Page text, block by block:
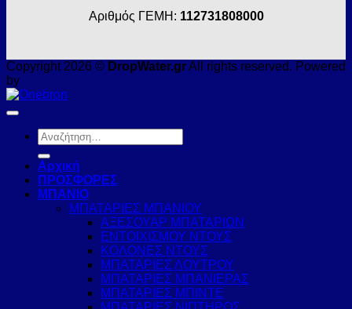
Αριθμός ΓΕΜΗ: 112731808000
Copyright 2026 © DropWater.grAll rights reserved. Powered
by
Αναζήτηση
για:
Αρχική
ΠΡΟΣΦΟΡΕΣ
ΜΠΑΝΙΟ
ΜΠΑΤΑΡΙΕΣ ΜΠΑΝΙΟΥ
ΑΞΕΣΟΥΑΡ ΜΠΑΤΑΡΙΩΝ
ΕΝΤΟΙΧΙΣΜΟΥ ΝΤΟΥΣ
ΚΟΛΟΝΕΣ ΝΤΟΥΣ
ΜΠΑΤΑΡΙΕΣ ΛΟΥΤΡΟΥ
ΜΠΑΤΑΡΙΕΣ ΜΠΑΝΙΕΡΑΣ
ΜΠΑΤΑΡΙΕΣ ΜΠΙΝΤΕ